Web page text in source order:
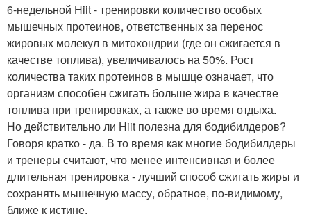
6-недельной Hiit - тренировки количество особых
мышечных протеинов, ответственных за перенос
жировых молекул в митохондрии (где он сжигается в
качестве топлива), увеличивалось на 50%. Рост
количества таких протеинов в мышце означает, что
организм способен сжигать больше жира в качестве
топлива при тренировках, а также во время отдыха.
Но действительно ли Hiit полезна для бодибилдеров?
Говоря кратко - да. В то время как многие бодибилдеры
и тренеры считают, что менее интенсивная и более
длительная тренировка - лучший способ сжигать жиры и
сохранять мышечную массу, обратное, по-видимому,
ближе к истине.